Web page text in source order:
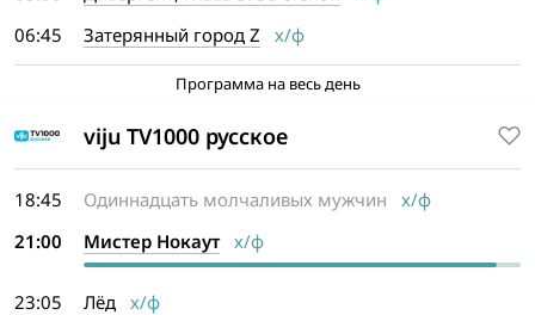
06:45
Затерянный город Z х/ф
Программа на весь день
viju TV1000 русское
18:45 Одиннадцать молчаливых мужчин х/ф
21:00
Мистер Нокаутх/ф
23:05 Лёд х/ф